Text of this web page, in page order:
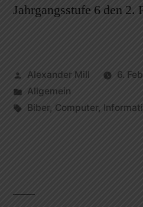
Jahrgangsstufe 6 den 2.
Alexander Mill
6.
Allgemein
Biber, Computer,